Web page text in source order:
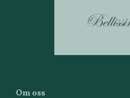
Om oss